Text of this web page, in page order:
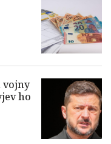
vojny
ho